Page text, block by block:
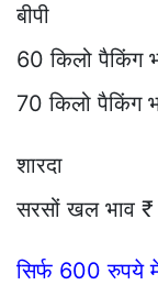
बीपी
60 किलो पैकिंग
70 किलो पैकिंग
शारदा
सरसों खल भाव
सिर्फ 600 रुपये